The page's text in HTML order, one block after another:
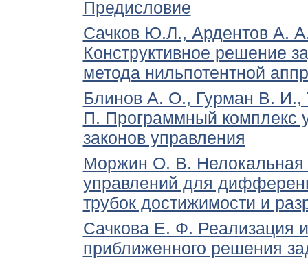
Предисловие
Сачков Ю.Л., Ардентов А.
Конструктивное решение
метода нильпотентной
Блинов А. О., Гурман В.
П. Программный комплекс
законов управления
Моржин О. В. Нелокальная
управлений для
трубок достижимости и
Сачкова Е. Ф. Реализация
приближенного решения